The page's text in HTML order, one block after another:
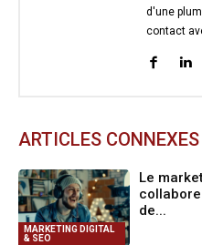
d'une
contact
ARTICLES CONNEXES
MARKETING DIGITAL
& SEO
Le
de...